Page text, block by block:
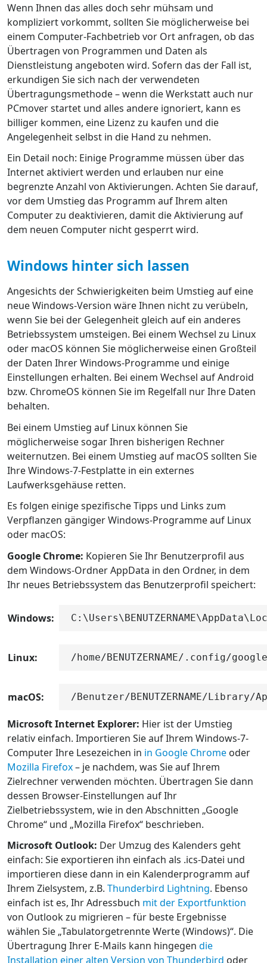
Wenn Ihnen das alles doch sehr mühsam und
kompliziert vorkommt, sollten Sie möglicherweise bei
einem Computer-Fachbetrieb vor Ort anfragen, ob das
Übertragen von Programmen und Daten als
Dienstleistung angeboten wird. Sofern das der Fall ist,
erkundigen Sie sich nach der verwendeten
Übertragungsmethode – wenn die Werkstatt auch nur
PCmover startet und alles andere ignoriert, kann es
billiger kommen, eine Lizenz zu kaufen und die
Angelegenheit selbst in die Hand zu nehmen.
Ein Detail noch: Einige Programme müssen über das
Internet aktiviert werden und erlauben nur eine
begrenzte Anzahl von Aktivierungen. Achten Sie darauf,
vor dem Umstieg das Programm auf Ihrem alten
Computer zu deaktivieren, damit die Aktivierung auf
dem neuen Computer nicht gesperrt wird.
Windows hinter sich lassen
Angesichts der Schwierigkeiten beim Umstieg auf eine
neue Windows-Version wäre Ihnen nicht zu verübeln,
wenn Sie bei der Gelegenheit gleich auf ein anderes
Betriebssystem umsteigen. Bei einem Wechsel zu Linux
oder macOS können Sie möglicherweise einen Großteil
der Daten Ihrer Windows-Programme und einige
Einstellungen erhalten. Bei einem Wechsel auf Android
bzw. ChromeOS können Sie im Regelfall nur Ihre Daten
behalten.
Bei einem Umstieg auf Linux können Sie
möglicherweise sogar Ihren bisherigen Rechner
weiternutzen. Bei einem Umstieg auf macOS sollten Sie
Ihre Windows-7-Festplatte in ein externes
Laufwerksgehäuse retten.
Es folgen einige spezifische Tipps und Links zum
Verpflanzen gängiger Windows-Programme auf Linux
oder macOS:
Google Chrome: Kopieren Sie Ihr Benutzerprofil aus
dem Windows-Ordner AppData in den Ordner, in dem
Ihr neues Betriebssystem das Benutzerprofil speichert:
Windows:
Linux: /home/BENUTZERNAME/.config/
macOS: /Benutzer/BENUTZERNAME/
Microsoft Internet Explorer: Hier ist der Umstieg
relativ einfach. Importieren Sie auf Ihrem Windows-7-
Computer Ihre Lesezeichen in in Google Chrome oder
Mozilla Firefox– je nachdem, was Sie auf Ihrem
Zielrechner verwenden möchten. Übertragen Sie dann
dessen Browser-Einstellungen auf Ihr
Zielbetriebssystem, wie in den Abschnitten „Google
Chrome“ und „Mozilla Firefox“ beschrieben.
Microsoft Outlook: Der Umzug des Kalenders geht
einfach: Sie exportieren ihn einfach als .ics-Datei und
importieren diese dann in ein Kalenderprogramm auf
Ihrem Zielsystem, z.B. Thunderbird Lightning. Ebenso
einfach ist es, Ihr Adressbuch mit der Exportfunktion
von Outlook zu migrieren – für beste Ergebnisse
wählen Sie „Tabulatorgetrennte Werte (Windows)“. Die
Übertragung Ihrer E-Mails kann hingegen die
Installation einer alten Version von Thunderbird oder